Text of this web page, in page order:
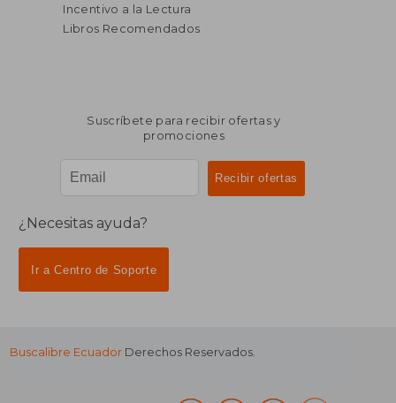
Incentivo a la Lectura
Libros Recomendados
Suscríbete para recibir ofertas y
promociones
¿Necesitas ayuda?
Ir a Centro de Soporte
Buscalibre Ecuador Derechos Reservados.